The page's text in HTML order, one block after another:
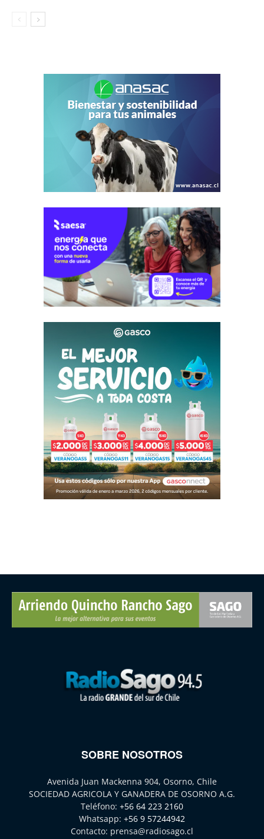
SOBRE NOSOTROS
Avenida Juan Mackenna 904, Osorno, Chile
SOCIEDAD AGRICOLA Y GANADERA DE OSORNO A.G.
Teléfono: +56 64 223 2160
Whatsapp: +56 9 57244942
Contacto: prensa@radiosago.cl